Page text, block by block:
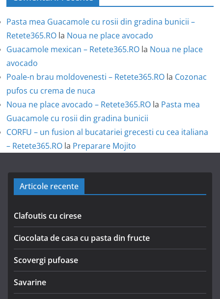
Pasta mea Guacamole cu rosii din gradina bunicii –
Retete365.RO la Noua ne place avocado
Guacamole mexican – Retete365.RO la Noua ne place
avocado
Poale-n brau moldovenesti – Retete365.RO la Cozonac
pufos cu crema de nuca
Noua ne place avocado – Retete365.RO la Pasta mea
Guacamole cu rosii din gradina bunicii
CORFU – un fusion al bucatariei grecesti cu cea italiana
– Retete365.RO la Preparare Mojito
Articole recente
Clafoutis cu cirese
Ciocolata de casa cu pasta din fructe
Scovergi pufoase
Savarine